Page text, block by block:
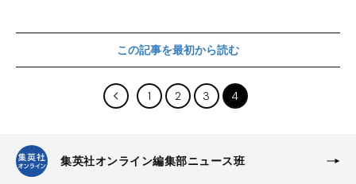
この記事を最初から読む
1 2 3 4
集英社オンライン編集部ニュース班